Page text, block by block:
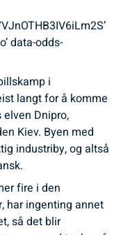
data-odds-
i
langt for å komme
Dnipro,
Kiev. Byen med
industriby, og altså
fire i den
har ingenting annet
så det blir